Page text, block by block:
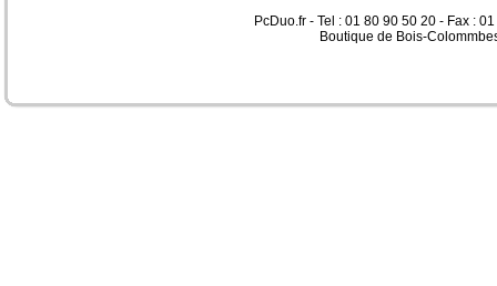
PcDuo.fr - Tel : 01 80 90 50 20 - Fax :
Boutique de Bois-